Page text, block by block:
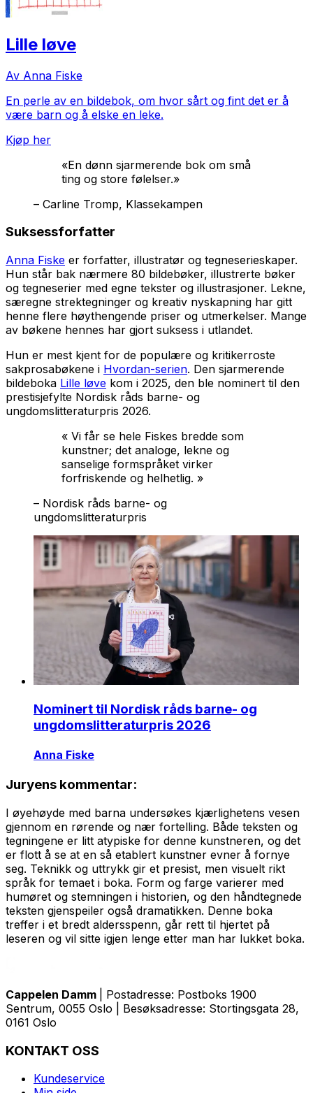
Lille løve
Av Anna Fiske
En perle av en bildebok, om hvor sårt og fint det er å
være barn og å elske en leke.
Kjøp her
«En dønn sjarmerende bok om små
ting og store følelser.»
– Carline Tromp, Klassekampen
Suksessforfatter
Anna Fiske er forfatter, illustratør og tegneserieskaper.
Hun står bak nærmere 80 bildebøker, illustrerte bøker
og tegneserier med egne tekster og illustrasjoner. Lekne,
særegne strektegninger og kreativ nyskapning har gitt
henne flere høythengende priser og utmerkelser. Mange
av bøkene hennes har gjort suksess i utlandet.
Hun er mest kjent for de populære og kritikerroste
sakprosabøkene i Hvordan-serien. Den sjarmerende
bildeboka Lille løve kom i 2025, den ble nominert til den
prestisjefylte Nordisk råds barne- og
ungdomslitteraturpris 2026.
« Vi får se hele Fiskes bredde som
kunstner; det analoge, lekne og
sanselige formspråket virker
forfriskende og helhetlig. »
– Nordisk råds barne- og
ungdomslitteraturpris
Nominert til Nordisk råds barne- og
ungdomslitteraturpris 2026
Anna Fiske
Juryens kommentar:
I øyehøyde med barna undersøkes kjærlighetens vesen
gjennom en rørende og nær fortelling. Både teksten og
tegningene er litt atypiske for denne kunstneren, og det
er flott å se at en så etablert kunstner evner å fornye
seg. Teknikk og uttrykk gir et presist, men visuelt rikt
språk for temaet i boka. Form og farge varierer med
humøret og stemningen i historien, og den håndtegnede
teksten gjenspeiler også dramatikken. Denne boka
treffer i et bredt aldersspenn, går rett til hjertet på
leseren og vil sitte igjen lenge etter man har lukket boka.
Cappelen Damm
| Postadresse: Postboks 1900
Sentrum, 0055 Oslo | Besøksadresse: Stortingsgata 28,
0161 Oslo
KONTAKT OSS
Kundeservice